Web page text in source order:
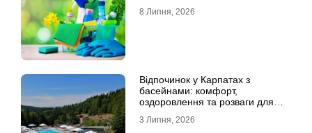
8 Липня, 2026
Відпочинок у Карпатах з
басейнами: комфорт,
оздоровлення та розваги для
3 Липня, 2026